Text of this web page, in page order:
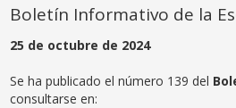
Boletín Informativo de la
25 de octubre de 2024
Se ha publicado el número 139 del
consultarse en: